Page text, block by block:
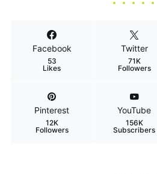
Facebook
53
Likes
Twitter
71K
Followers
Pinterest
12K
Followers
YouTube
156K
Subscribers